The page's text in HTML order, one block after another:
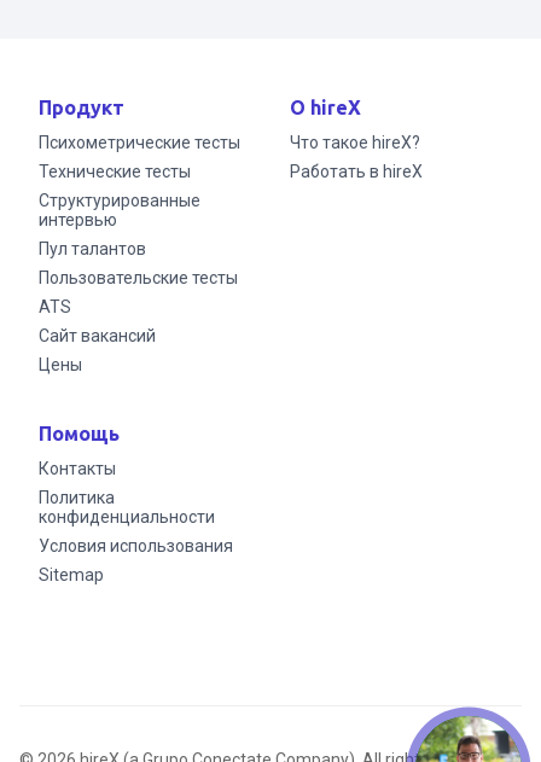
Продукт
Психометрические тесты
Технические тесты
Структурированные
интервью
Пул талантов
Пользовательские тесты
ATS
Сайт вакансий
Цены
О hireX
Что такое hireX?
Работать в hireX
Помощь
Контакты
Политика
конфиденциальности
Условия использования
Sitemap